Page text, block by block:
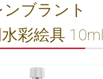
ンブラント
彩絵具 10ml